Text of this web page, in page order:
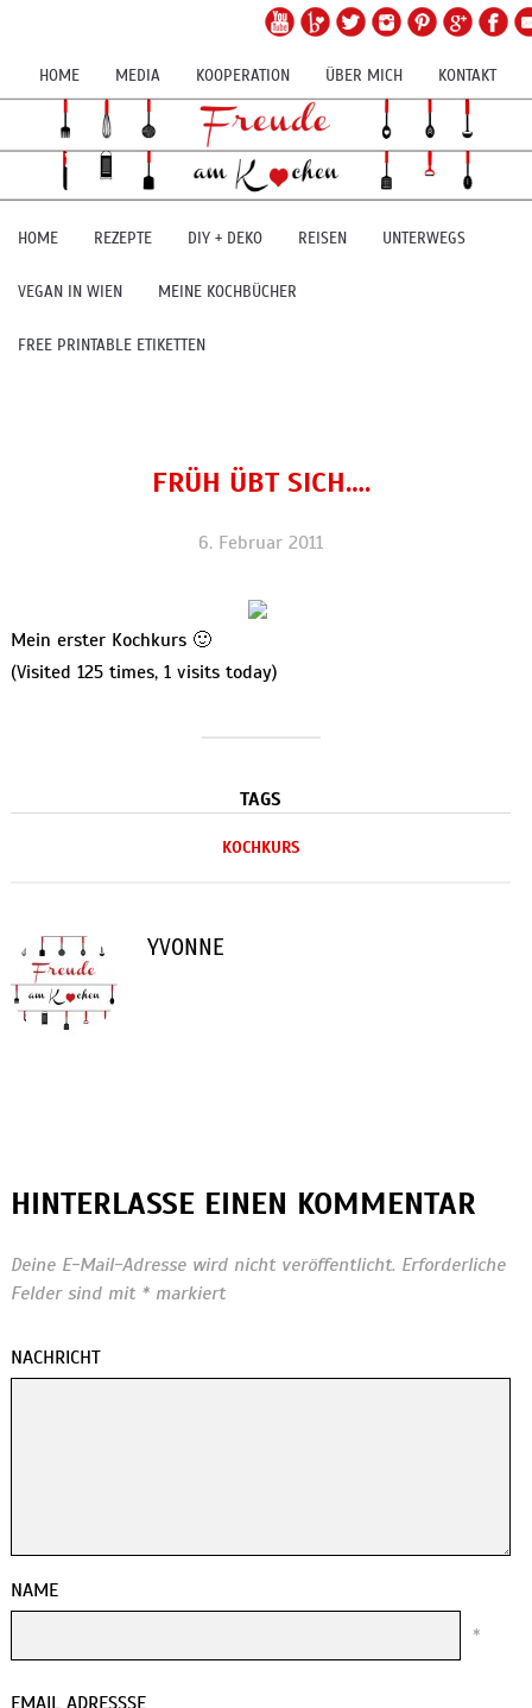
HOME MEDIA KOOPERATION ÜBER MICH KONTAKT
HOME REZEPTE DIY + DEKO REISEN UNTERWEGS
VEGAN IN WIEN MEINE KOCHBÜCHER
FREE PRINTABLE ETIKETTEN
FRÜH ÜBT SICH….
6. Februar 2011
Mein erster Kochkurs 🙂
(Visited 125 times, 1 visits today)
TAGS
KOCHKURS
YVONNE
HINTERLASSE EINEN KOMMENTAR
Deine E-Mail-Adresse wird nicht veröffentlicht. Erforderliche
Felder sind mit *markiert
NACHRICHT
NAME
*